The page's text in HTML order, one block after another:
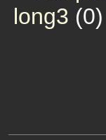
long3